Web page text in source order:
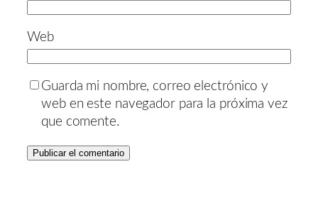
Web
Guarda mi nombre, correo electrónico y
web en este navegador para la próxima vez
que comente.